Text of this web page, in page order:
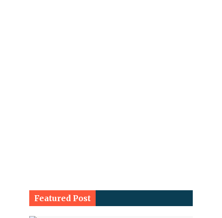
Featured Post